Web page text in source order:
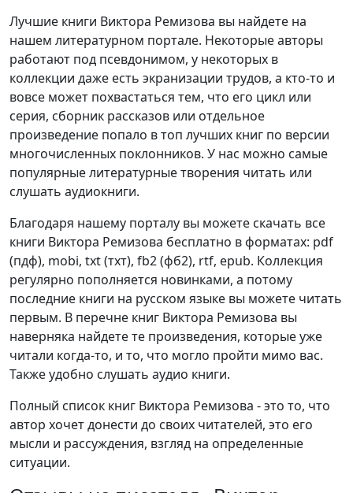
Лучшие книги Виктора Ремизова вы найдете на
нашем литературном портале. Некоторые авторы
работают под псевдонимом, у некоторых в
коллекции даже есть экранизации трудов, а кто-то и
вовсе может похвастаться тем, что его цикл или
серия, сборник рассказов или отдельное
произведение попало в топ лучших книг по версии
многочисленных поклонников. У нас можно самые
популярные литературные творения читать или
слушать аудиокниги.
Благодаря нашему порталу вы можете скачать все
книги Виктора Ремизова бесплатно в форматах: pdf
(пдф), mobi, txt (тхт), fb2 (фб2), rtf, epub. Коллекция
регулярно пополняется новинками, а потому
последние книги на русском языке вы можете читать
первым. В перечне книг Виктора Ремизова вы
наверняка найдете те произведения, которые уже
читали когда-то, и то, что могло пройти мимо вас.
Также удобно слушать аудио книги.
Полный список книг Виктора Ремизова - это то, что
автор хочет донести до своих читателей, это его
мысли и рассуждения, взгляд на определенные
ситуации.